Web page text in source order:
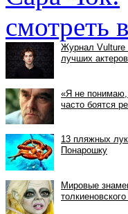
смотреть